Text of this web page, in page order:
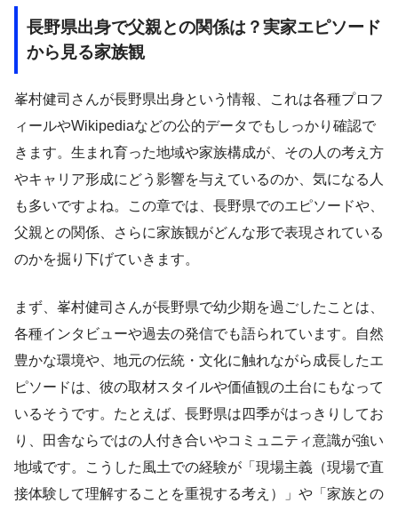
長野県出身で父親との関係は？実家エピソード
から見る家族観
峯村健司さんが長野県出身という情報、これは各種プロフ
ィールやWikipediaなどの公的データでもしっかり確認で
きます。生まれ育った地域や家族構成が、その人の考え方
やキャリア形成にどう影響を与えているのか、気になる人
も多いですよね。この章では、長野県でのエピソードや、
父親との関係、さらに家族観がどんな形で表現されている
のかを掘り下げていきます。
まず、峯村健司さんが長野県で幼少期を過ごしたことは、
各種インタビューや過去の発信でも語られています。自然
豊かな環境や、地元の伝統・文化に触れながら成長したエ
ピソードは、彼の取材スタイルや価値観の土台にもなって
いるそうです。たとえば、長野県は四季がはっきりしてお
り、田舎ならではの人付き合いやコミュニティ意識が強い
地域です。こうした風土での経験が「現場主義（現場で直
接体験して理解することを重視する考え）」や「家族との